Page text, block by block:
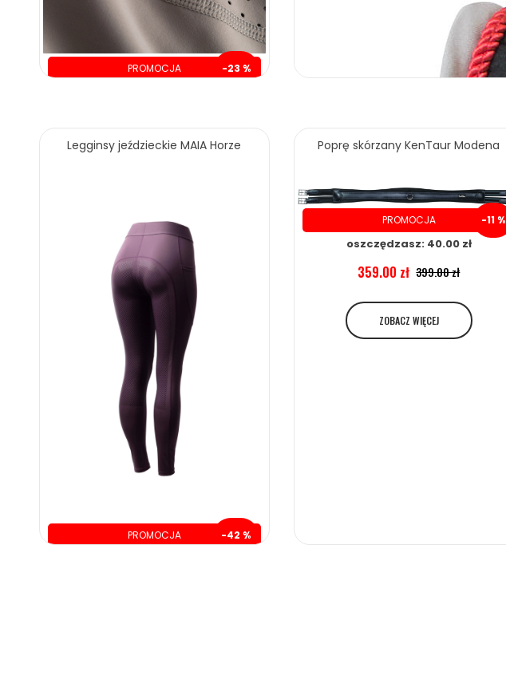
PROMOCJA -23 %
Legginsy jeździeckie MAIA Horze
PROMOCJA -42 %
Poprę skórzany KenTaur Modena
PROMOCJA -11 %
oszczędzasz: 40.00 zł
359.00 zł 399.00 zł
ZOBACZ WIĘCEJ